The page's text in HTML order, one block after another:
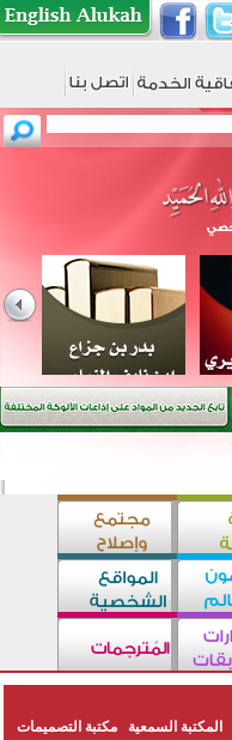
المكتبة السمعية
مكتبة التصميمات